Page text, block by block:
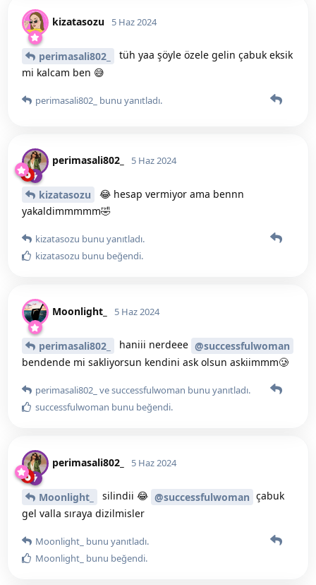
kizatasozu 5 Haz 2024
perimasali802_
tüh yaa şöyle özele gelin çabuk eksik
mi kalcam ben 😅
perimasali802_ bunu yanıtladı.
perimasali802_ 5 Haz 2024
kizatasozu
😂 hesap vermiyor ama bennn
yakaldimmmmm🤣
kizatasozu bunu yanıtladı.
kizatasozu bunu beğendi.
Moonlight_ 5 Haz 2024
perimasali802_ haniii nerdeee @successfulwoman
bendende mi sakliyorsun kendini ask olsun askiimmm🥲
perimasali802_ vesuccessfulwoman bunu yanıtladı.
successfulwoman bunu beğendi.
perimasali802_ 5 Haz 2024
Moonlight_ silindii 😂 @successfulwoman çabuk
gel valla sıraya dizilmisler
Moonlight_ bunu yanıtladı.
Moonlight_ bunu beğendi.